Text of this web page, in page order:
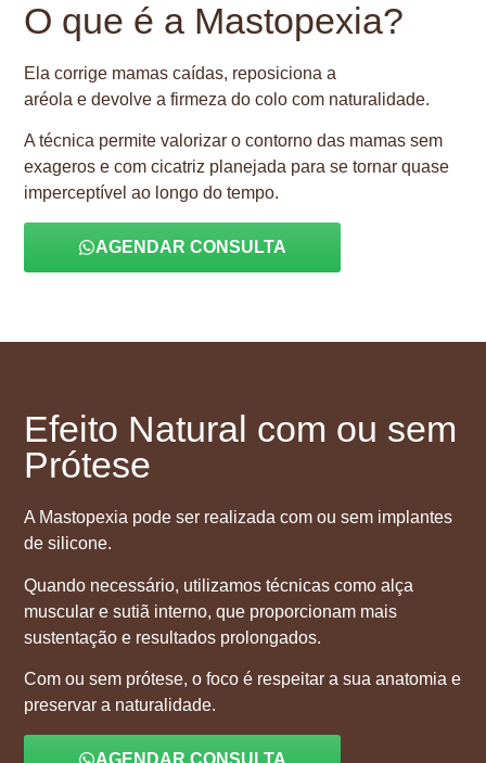
O que é a Mastopexia?
Ela corrige mamas caídas, reposiciona a
aréola e devolve a firmeza do colo com naturalidade.
A técnica permite valorizar o contorno das mamas sem
exageros e com cicatriz planejada para se tornar quase
imperceptível ao longo do tempo.
AGENDAR CONSULTA
Efeito Natural com ou sem
Prótese
A Mastopexia pode ser realizada com ou sem implantes
de silicone.
Quando necessário, utilizamos técnicas como alça
muscular e sutiã interno, que proporcionam mais
sustentação e resultados prolongados.
Com ou sem prótese, o foco é respeitar a sua anatomia e
preservar a naturalidade.